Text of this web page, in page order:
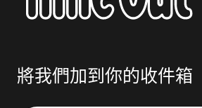
將我們加到你的收件箱